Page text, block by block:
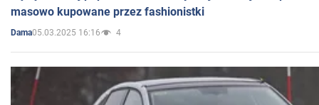
masowo kupowane przez fashionistki
Dama05.03.2025 16:16 4